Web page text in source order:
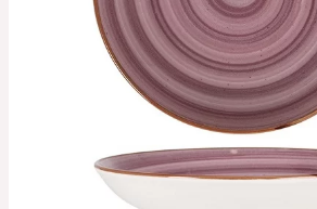
82.00€.79.54€.